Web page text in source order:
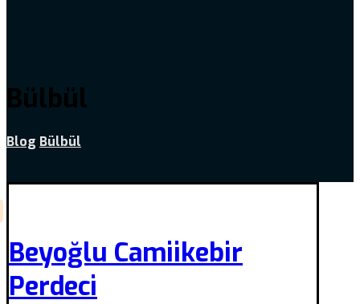
Bülbül
Blog Bülbül
Beyoğlu Camiikebir
Perdeci